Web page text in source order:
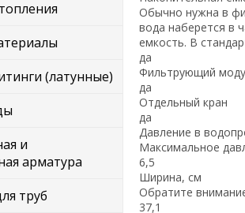
(латунные)
и
арматура
труб
Обычно нужна в
вода наберется в
емкость. В
да
Фильтрующий
да
Отдельный кран
да
Давление в
Максимальное
6,5
Ширина, см
Обратите
37,1